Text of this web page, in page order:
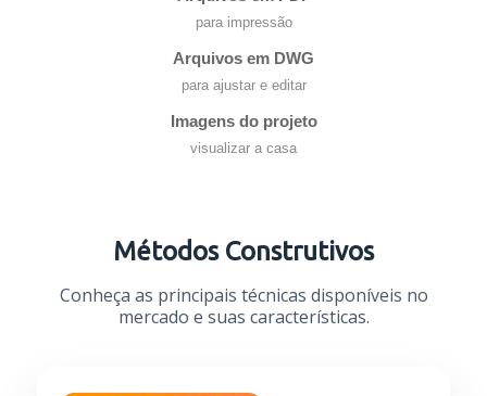
para impressão
Arquivos em DWG
para ajustar e editar
Imagens do projeto
visualizar a casa
Métodos Construtivos
Conheça as principais técnicas disponíveis no
mercado e suas características.